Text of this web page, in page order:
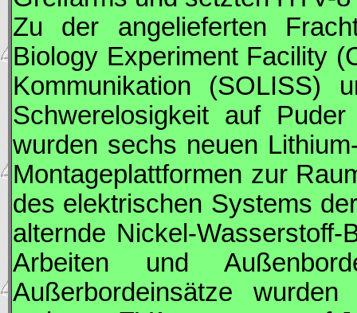
Zu der angelieferten
Biology Experiment Facility
Kommunikation (SOLISS)
Schwerelosigkeit auf
wurden sechs neuen
Montageplattformen zur
des elektrischen Systems
alternde Nickel-
Arbeiten und
Außerbordeinsätze